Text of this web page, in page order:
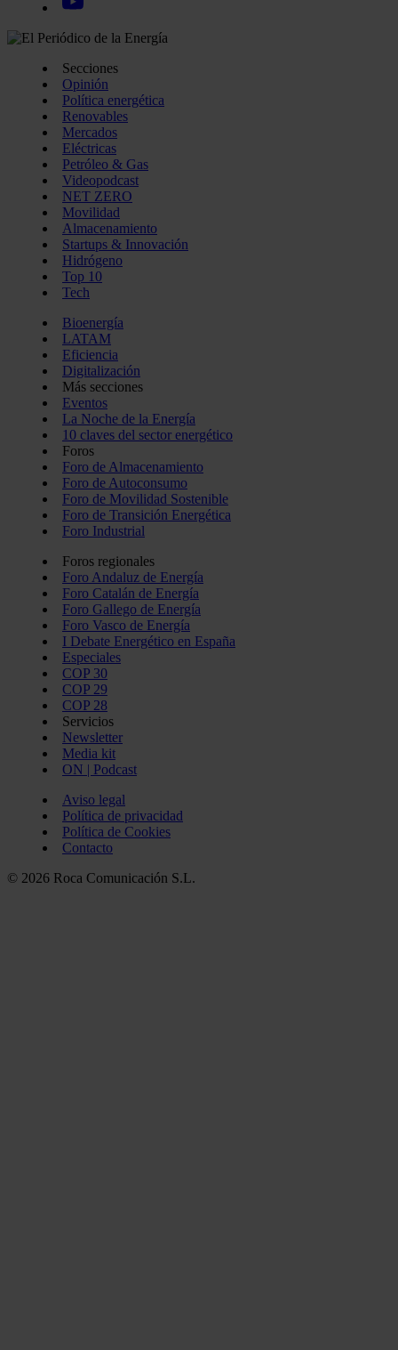
Secciones
Opinión
Política energética
Renovables
Mercados
Eléctricas
Petróleo & Gas
Videopodcast
NET ZERO
Movilidad
Almacenamiento
Startups & Innovación
Hidrógeno
Top 10
Tech
Bioenergía
LATAM
Eficiencia
Digitalización
Más secciones
Eventos
La Noche de la Energía
10 claves del sector energético
Foros
Foro de Almacenamiento
Foro de Autoconsumo
Foro de Movilidad Sostenible
Foro de Transición Energética
Foro Industrial
Foros regionales
Foro Andaluz de Energía
Foro Catalán de Energía
Foro Gallego de Energía
Foro Vasco de Energía
I Debate Energético en España
Especiales
COP 30
COP 29
COP 28
Servicios
Newsletter
Media kit
ON | Podcast
Aviso legal
Política de privacidad
Política de Cookies
Contacto
© 2026 Roca Comunicación S.L.